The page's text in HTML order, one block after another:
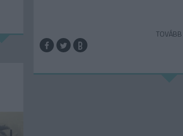
TOVÁBB